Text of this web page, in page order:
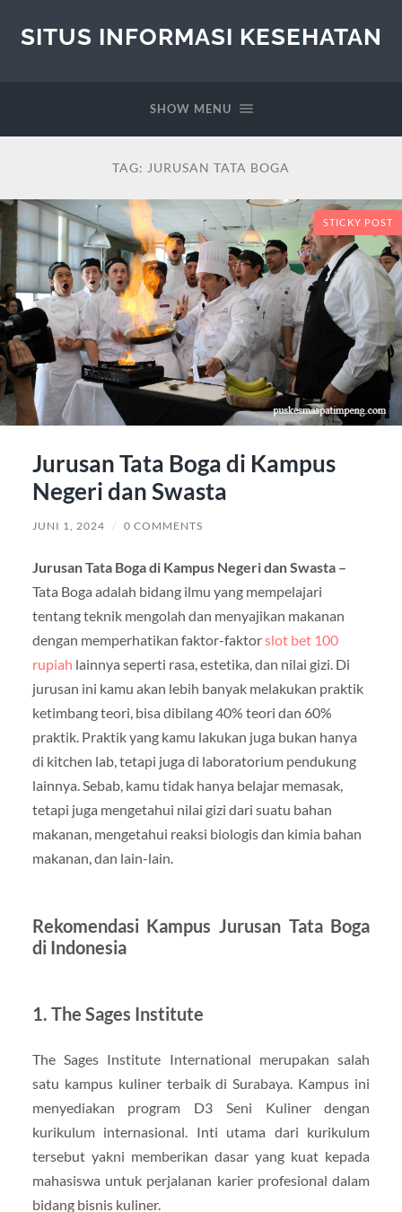
SITUS INFORMASI KESEHATAN
SHOW MENU
TAG: JURUSAN TATA BOGA
STICKY POST
Jurusan Tata Boga di Kampus
Negeri dan Swasta
JUNI 1, 2024 / 0 COMMENTS
Jurusan Tata Boga di Kampus Negeri dan Swasta –
Tata Boga adalah bidang ilmu yang mempelajari
tentang teknik mengolah dan menyajikan makanan
dengan memperhatikan faktor-faktorslot bet 100
rupiah lainnya seperti rasa, estetika, dan nilai gizi. Di
jurusan ini kamu akan lebih banyak melakukan praktik
ketimbang teori, bisa dibilang 40% teori dan 60%
praktik. Praktik yang kamu lakukan juga bukan hanya
di kitchen lab, tetapi juga di laboratorium pendukung
lainnya. Sebab, kamu tidak hanya belajar memasak,
tetapi juga mengetahui nilai gizi dari suatu bahan
makanan, mengetahui reaksi biologis dan kimia bahan
makanan, dan lain-lain.
Rekomendasi Kampus Jurusan Tata Boga
di Indonesia
1. The Sages Institute
The Sages Institute International merupakan salah
satu kampus kuliner terbaik di Surabaya. Kampus ini
menyediakan program D3 Seni Kuliner dengan
kurikulum internasional. Inti utama dari kurikulum
tersebut yakni memberikan dasar yang kuat kepada
mahasiswa untuk perjalanan karier profesional dalam
bidang bisnis kuliner.